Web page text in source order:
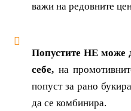
важи на редовните
Попустите НЕ можe
себе, на
попуст за рано
да се комбинира.